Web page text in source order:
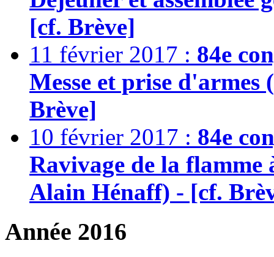
[cf. Brève]
11 février 2017 : 84e
Messe et prise
Brève]
10 février 2017 : 84e
Ravivage de la
Alain Hénaff) - [cf.
Année 2016